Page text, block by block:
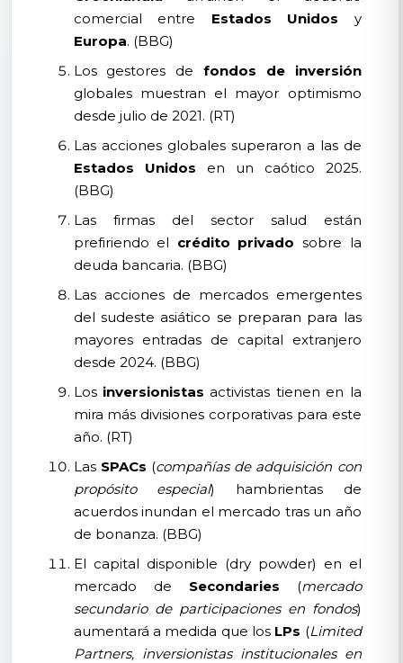
comercial entre Estados Unidos y
Europa. (BBG)
Los gestores de fondos de inversión
globales muestran el mayor optimismo
desde julio de 2021. (RT)
Las acciones globales superaron a las de
Estados Unidos en un caótico 2025.
(BBG)
Las firmas del sector salud están
prefiriendo el crédito privado sobre la
deuda bancaria. (BBG)
Las acciones de mercados emergentes
del sudeste asiático se preparan para las
mayores entradas de capital extranjero
desde 2024. (BBG)
Los inversionistas activistas tienen en la
mira más divisiones corporativas para este
año. (RT)
Las SPACs (compañías de adquisición con
propósito especial) hambrientas de
acuerdos inundan el mercado tras un año
de bonanza. (BBG)
El capital disponible (dry powder) en el
mercado de Secondaries (mercado
secundario de participaciones en fondos)
aumentará a medida que los LPs (Limited
Partners, inversionistas institucionales en